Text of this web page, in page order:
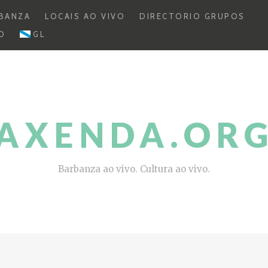
LOCAIS AO VIVO
DIRECTORIO GRUPOS
GL
Barbanza ao vivo. Cultura ao vivo.